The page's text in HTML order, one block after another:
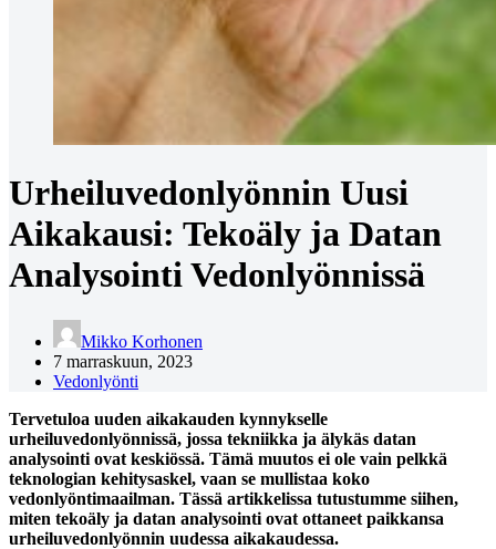
Urheiluvedonlyönnin Uusi
Aikakausi: Tekoäly ja Datan
Analysointi Vedonlyönnissä
Mikko Korhonen
7 marraskuun, 2023
Vedonlyönti
Tervetuloa uuden aikakauden kynnykselle
urheiluvedonlyönnissä, jossa tekniikka ja älykäs datan
analysointi ovat keskiössä. Tämä muutos ei ole vain pelkkä
teknologian kehitysaskel, vaan se mullistaa koko
vedonlyöntimaailman. Tässä artikkelissa tutustumme siihen,
miten tekoäly ja datan analysointi ovat ottaneet paikkansa
urheiluvedonlyönnin uudessa aikakaudessa.